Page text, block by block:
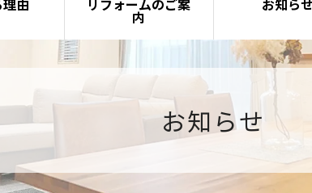
由 リフォームのご案
内
お知らせ
お知らせ